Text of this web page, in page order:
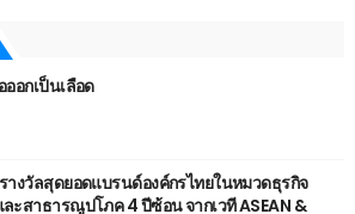
ออกเป็นเลือด
างวัลสุดยอดแบรนด์องค์กรไทยในหมวดธุรกิจ
ะสาธารณูปโภค 4 ปีซ้อน จากเวที ASEAN &